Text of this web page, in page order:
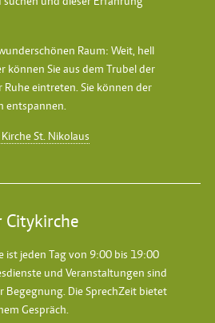
Raum: Weit, hell
können Sie aus dem Trubel der
eintreten. Sie können der
entspannen.
St. Nikolaus
Citykirche
ist jeden Tag von 9:00 bis 19:00
und Veranstaltungen sind
Begegnung. Die SprechZeit bietet
Gespräch.